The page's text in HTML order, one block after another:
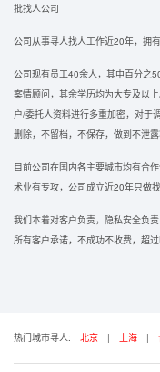
批找人公司
公司从事寻人找人工作近20年，拥
公司现有员工40余人，其中百分之
案情顾问，其余学历均为大专及以
户/委托人资料进行多重加密，对于
删除，不留档，不保存，做到不泄露
目前公司在国内各主要城市均有合
术业有专攻，公司成立近20年只做
我们本着对客户负责，隐私安全负
所有客户承诺，不成功不收费，超
热门城市寻人: 北京 | 上海 |